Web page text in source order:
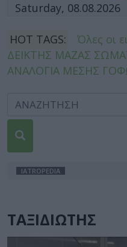
Saturday, 08.08.2026
HOT TAGS:
Όλες οι
ΔΕΙΚΤΗΣ ΜΑΖΑΣ
ΑΝΑΛΟΓΙΑ ΜΕΣΗΣ
IATROPEDIA
ΤΑΞΙΔΙΩΤΗΣ